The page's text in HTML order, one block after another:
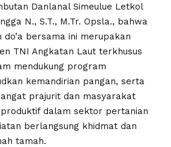
Danlanal Simeulue Letkol
N., S.T., M.Tr. Opsla., bahwa
bersama ini merupakan
TNI Angkatan Laut terkhusus
mendukung program
kemandirian pangan, serta
prajurit dan masyarakat
dalam sektor pertanian
berlangsung khidmat dan
tamah.